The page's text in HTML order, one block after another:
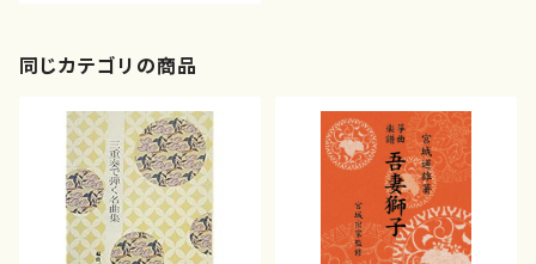
同じカテゴリの商品